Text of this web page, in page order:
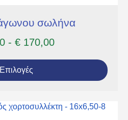
σωλήνα
- € 170,00
Επιλογές